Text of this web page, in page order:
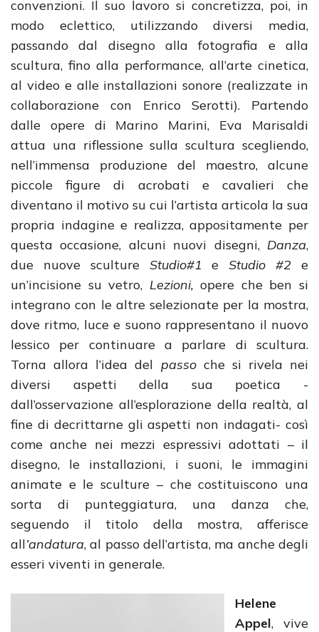
convenzioni. Il suo lavoro si concretizza, poi, in
modo eclettico, utilizzando diversi media,
passando dal disegno alla fotografia e alla
scultura, fino alla performance, all’arte cinetica,
al video e alle installazioni sonore (realizzate in
collaborazione con Enrico Serotti). Partendo
dalle opere di Marino Marini, Eva Marisaldi
attua una riflessione sulla scultura scegliendo,
nell’immensa produzione del maestro, alcune
piccole figure di acrobati e cavalieri che
diventano il motivo su cui l’artista articola la sua
propria indagine e realizza, appositamente per
questa occasione, alcuni nuovi disegni, Danza,
due nuove sculture Studio#1 eStudio #2 e
un’incisione su vetro, Lezioni, opere che ben si
integrano con le altre selezionate per la mostra,
dove ritmo, luce e suono rappresentano il nuovo
lessico per continuare a parlare di scultura.
Torna allora l’idea del passoche si rivela nei
diversi aspetti della sua poetica -
dall’osservazione all’esplorazione della realtà, al
fine di decrittarne gli aspetti non indagati- così
come anche nei mezzi espressivi adottati – il
disegno, le installazioni, i suoni, le immagini
animate e le sculture – che costituiscono una
sorta di punteggiatura, una danza che,
seguendo il titolo della mostra, afferisce
all’andatura, al passo dell’artista, ma anche degli
esseri viventi in generale.
Helene
Appel, vive